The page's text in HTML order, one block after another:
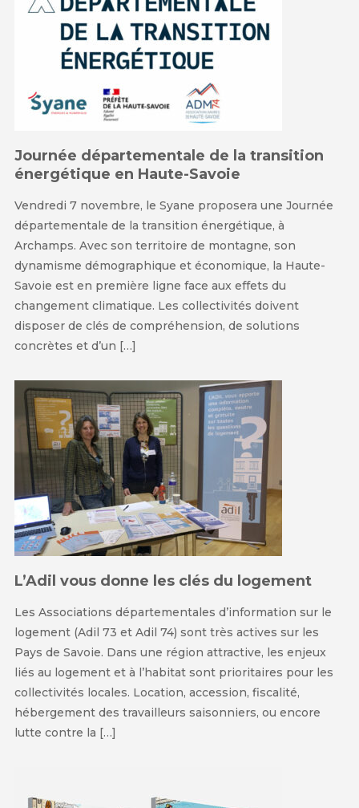
Journée départementale de la transition
énergétique en Haute-Savoie
Vendredi 7 novembre, le Syane proposera une Journée
départementale de la transition énergétique, à
Archamps. Avec son territoire de montagne, son
dynamisme démographique et économique, la Haute-
Savoie est en première ligne face aux effets du
changement climatique. Les collectivités doivent
disposer de clés de compréhension, de solutions
concrètes et d’un […]
L’Adil vous donne les clés du logement
Les Associations départementales d’information sur le
logement (Adil 73 et Adil 74) sont très actives sur les
Pays de Savoie. Dans une région attractive, les enjeux
liés au logement et à l’habitat sont prioritaires pour les
collectivités locales. Location, accession, fiscalité,
hébergement des travailleurs saisonniers, ou encore
lutte contre la […]